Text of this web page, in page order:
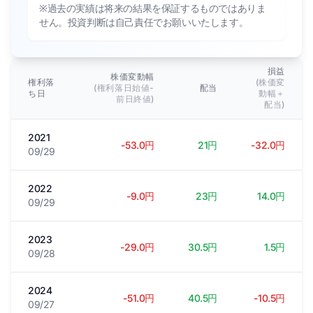
※過去の実績は将来の結果を保証するものではありま
せん。投資判断は自己責任でお願いいたします。
権利落
ち日
株価変動幅
(権利落日始値-
前日終値)
配当
損益
(株価変
動幅＋
配当)
2021
09/29
-53.0円 21円 -32.0円
2022
09/29
-9.0円 23円 14.0円
2023
09/28
-29.0円 30.5円 1.5円
2024
09/27
-51.0円 40.5円 -10.5円